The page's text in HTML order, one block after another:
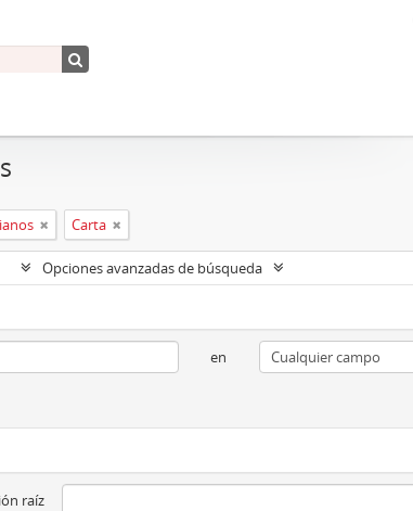
Carta
Opciones avanzadas de búsqueda
en
raíz